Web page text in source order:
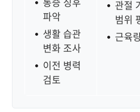
파악
생활 습관
변화 조사
이전 병력
검토
관절
범위
근육